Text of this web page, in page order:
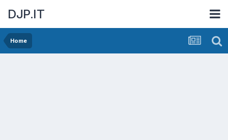
DJP.IT
Home